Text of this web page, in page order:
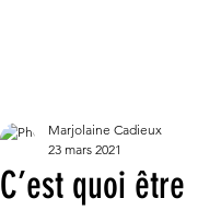
C’est quoi être
Marjolaine Cadieux
23 mars 2021